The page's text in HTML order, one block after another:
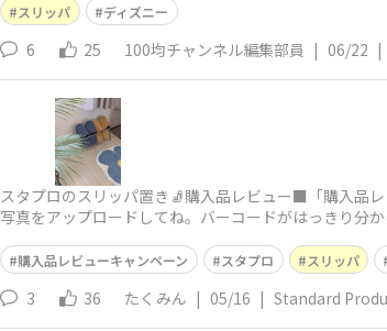
スリッパ ディズニー
6 25 100均チャンネル編集部員 | 06/22 |
スタプロのスリッパ置き🧦購入品レビュー■「購入品
写真をアップロードしてね。バーコードがはっきり
購入品レビューキャンペーン スタプロ スリッパ
3 36 たくみん | 05/16 | Standard